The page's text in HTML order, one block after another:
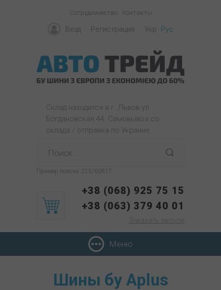
Сотрудничество Контакты
Вход Регистрация Укр Рус
Склад находится в г. Львов ул
Богдановская 44. Самовывоз со
склада / отправка по Украине
Пример поиска: 225/60R17
+38 (068) 925 75 15
+38 (063) 379 40 01
Заказать звонок
Меню
Шины бу Aplus